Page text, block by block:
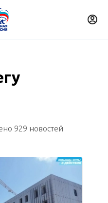
929 новостей